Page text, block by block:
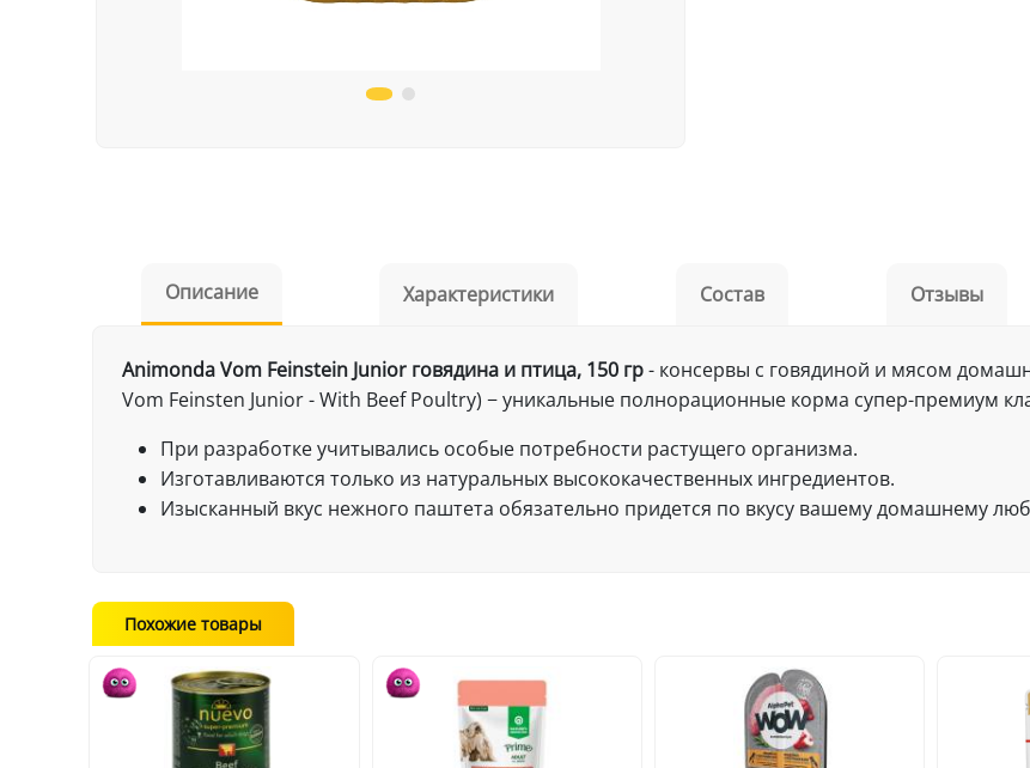
Описание Характеристики Состав Отзывы
Animonda Vom Feinstein Junior говядина и птица, 150 гр- консервы с говядиной и мясом
Vom Feinsten Junior - With Beef Poultry) − уникальные полнорационные корма супер-премиум
При разработке учитывались особые потребности растущего организма.
Изготавливаются только из натуральных высококачественных ингредиентов.
Изысканный вкус нежного паштета обязательно придется по вкусу вашему домашнему
Похожие товары